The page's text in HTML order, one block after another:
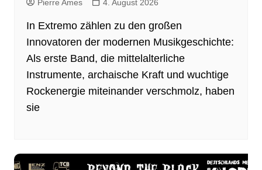
Pierre Ames 4. August 2026
In Extremo zählen zu den großen
Innovatoren der modernen Musikgeschichte:
Als erste Band, die mittelalterliche
Instrumente, archaische Kraft und wuchtige
Rockenergie miteinander verschmolz, haben
sie